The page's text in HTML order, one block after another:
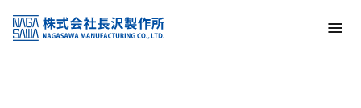
KSS加盟店・取扱店情報
店舗一覧